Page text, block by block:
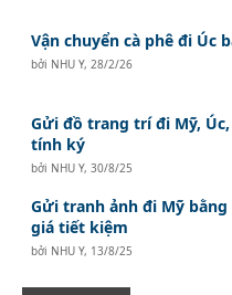
Vận chuyển cà phê đi Úc
bởi NHU Y, 28/2/26
Gửi đồ trang trí đi Mỹ,
tính ký
bởi NHU Y,30/8/25
Gửi tranh ảnh đi Mỹ
giá tiết kiệm
bởi NHU Y, 13/8/25